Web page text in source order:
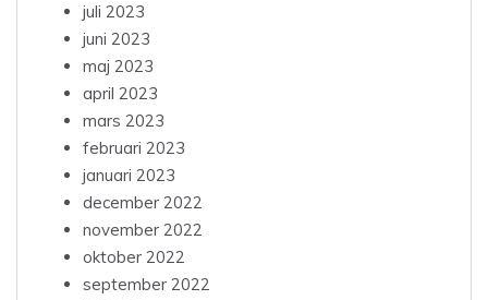
juli 2023
juni 2023
maj 2023
april 2023
mars 2023
februari 2023
januari 2023
december 2022
november 2022
oktober 2022
september 2022